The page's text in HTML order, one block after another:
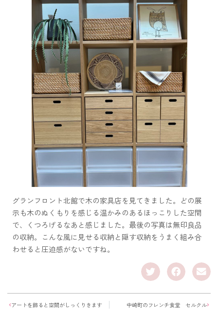
グランフロント北館で木の家具店を見てきました。どの展
示も木のぬくもりを感じる温かみのあるほっこりした空間
で、くつろげるなあと感じました。最後の写真は無印良品
の収納。こんな風に見せる収納と隠す収納をうまく組み合
わせると圧迫感がないですね。
アートを飾ると空間がしっくりきます 中崎町のフレンチ食堂 セルクル